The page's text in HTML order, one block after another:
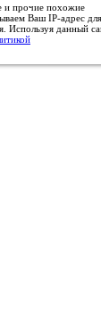
и прочие похожие
Ваш IP-адрес для
Используя данный